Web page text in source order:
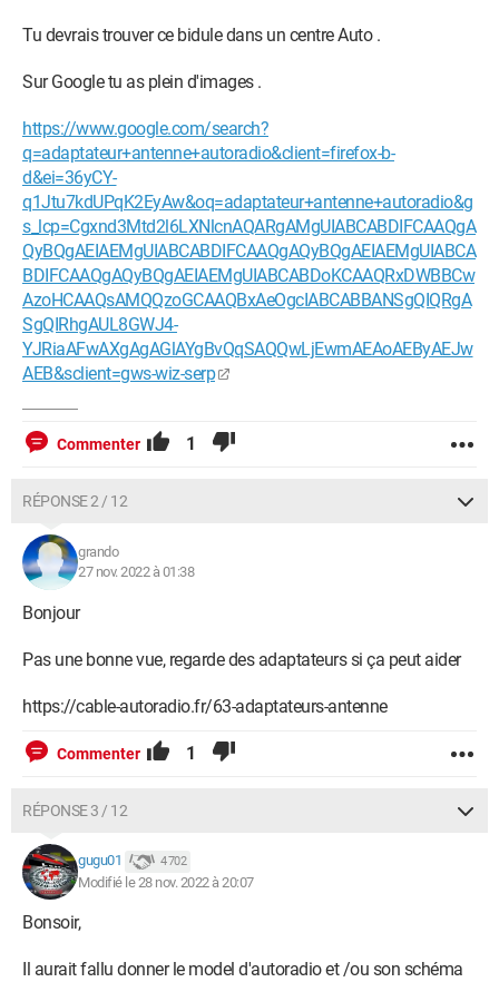
Tu devrais trouver ce bidule dans un centre Auto .
Sur Google tu as plein d'images .
https://www.google.com/search?
q=adaptateur+antenne+autoradio&client=firefox-b-
d&ei=36yCY-
q1Jtu7kdUPqK2EyAw&oq=adaptateur+antenne+autoradio&g
s_lcp=Cgxnd3Mtd2l6LXNlcnAQARgAMgUIABCABDIFCAAQgA
QyBQgAEIAEMgUIABCABDIFCAAQgAQyBQgAEIAEMgUIABCA
BDIFCAAQgAQyBQgAEIAEMgUIABCABDoKCAAQRxDWBBCw
AzoHCAAQsAMQQzoGCAAQBxAeOgcIABCABBANSgQIQRgA
SgQIRhgAUL8GWJ4-
YJRiaAFwAXgAgAGlAYgBvQqSAQQwLjEwmAEAoAEByAEJw
AEB&sclient=gws-wiz-serp
Commenter 1
RÉPONSE 2 / 12
grando
27 nov. 2022 à 01:38
Bonjour
Pas une bonne vue, regarde des adaptateurs si ça peut aider
https://cable-autoradio.fr/63-adaptateurs-antenne
Commenter 1
RÉPONSE 3 / 12
gugu01 4 702
Modifié le 28 nov. 2022 à 20:07
Bonsoir,
Il aurait fallu donner le model d'autoradio et /ou son schéma